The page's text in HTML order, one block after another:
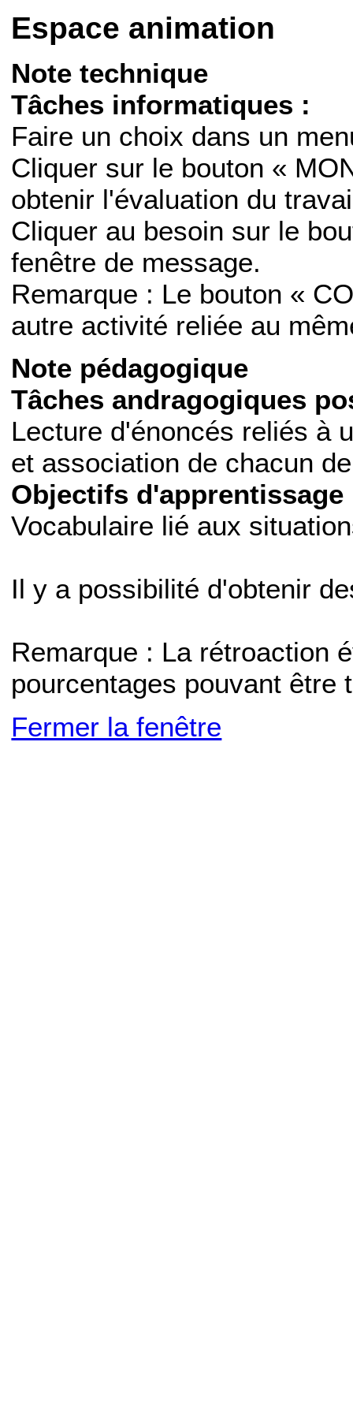
Espace animation
Note technique
Tâches informatiques :
Faire un choix dans un
Cliquer sur le bouton «
obtenir l'évaluation du
Cliquer au besoin sur le
fenêtre de message.
Remarque : Le bouton «
autre activité reliée au
Note pédagogique
Tâches andragogiques
Lecture d'énoncés reliés à
et association de chacun
Objectifs
Vocabulaire lié aux
Il y a possibilité d'obtenir
Remarque : La rétroaction
pourcentages pouvant être
Fermer la fenêtre